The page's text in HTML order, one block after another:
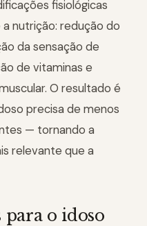
fisiológicas
nutrição: redução do
da sensação de
de vitaminas e
O resultado é
precisa de menos
— tornando a
relevante que a
o idoso